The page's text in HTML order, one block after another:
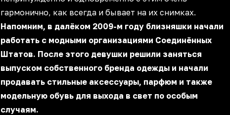
гармонично, как всегда и бывает на их снимках.
Напомним, в далёком 2009-м году близняшки начали
работать с модными организациями Соединённых
Штатов. После этого девушки решили заняться
выпуском собственного бренда одежды и начали
продавать стильные аксессуары, парфюм и также
модельную обувь для выхода в свет по особым
случаям.